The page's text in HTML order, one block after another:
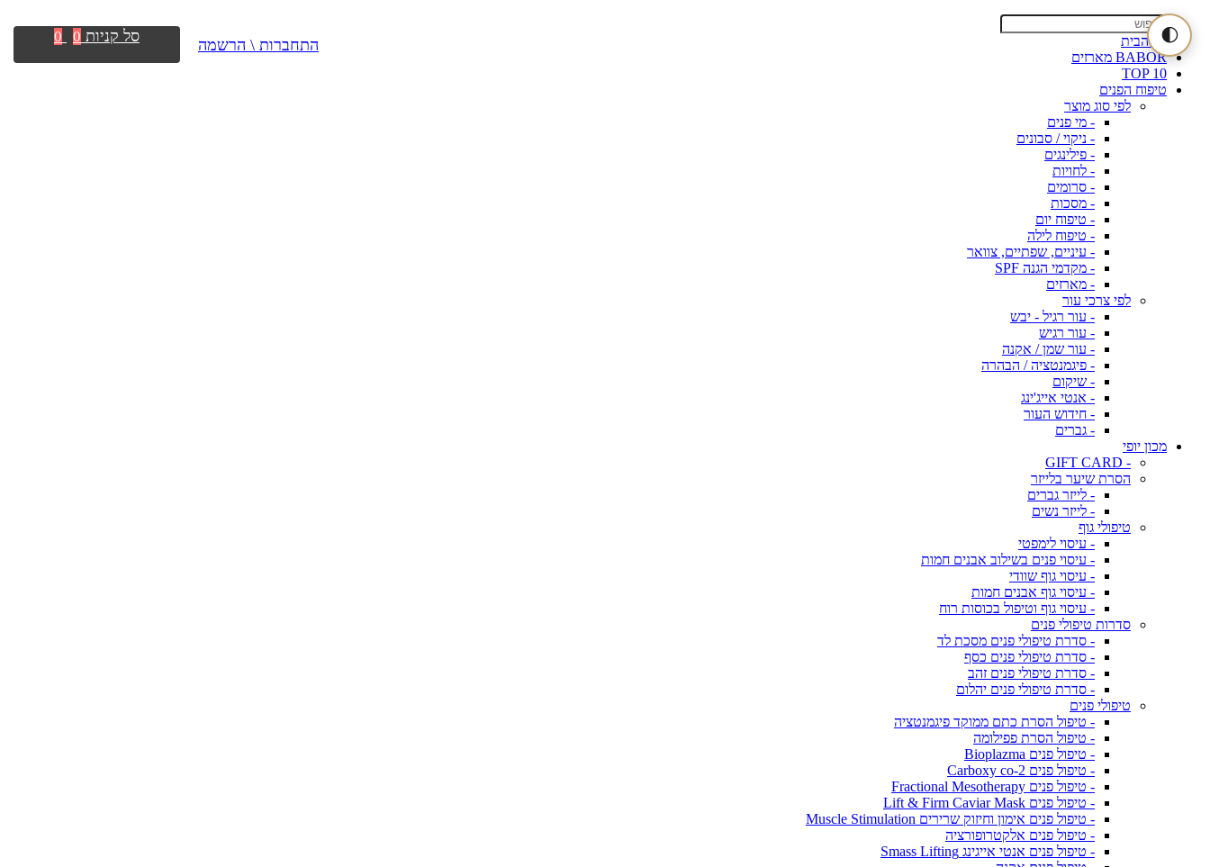
🌓דף הבית
BABOR מארזים
TOP 10
טיפוח הפנים
לפי סוג מוצר
- מי פנים
- ניקוי / סבונים
- פילינגים
- לחויות
- סרומים
- מסכות
- טיפוח יום
- טיפוח לילה
- עיניים, שפתיים, צוואר
- מקדמי הגנה SPF
- מארזים
לפי צרכי עור
- עור רגיל - יבש
- עור רגיש
- עור שמן / אקנה
- פיגמנטציה / הבהרה
- שיקום
- אנטי אייג'ינג
- חידוש העור
- גברים
מכון יופי
- GIFT CARD
הסרת שיער בלייזר
- לייזר גברים
- לייזר נשים
טיפולי גוף
- עיסוי לימפטי
- עיסוי פנים בשילוב אבנים חמות
- עיסוי גוף שוודי
- עיסוי גוף אבנים חמות
- עיסוי גוף וטיפול בכוסות רוח
סדרות טיפולי פנים
- סדרת טיפולי פנים מסכת לד
- סדרת טיפולי פנים כסף
- סדרת טיפולי פנים זהב
- סדרת טיפולי פנים יהלום
טיפולי פנים
- טיפול הסרת כתם ממוקד פיגמנטציה
- טיפול הסרת פפילומה
- טיפול פנים Bioplazma
- טיפול פנים Carboxy co-2
- טיפול פנים Fractional Mesotherapy
- טיפול פנים Lift & Firm Caviar Mask
- טיפול פנים אימון וחיזוק שרירים Muscle Stimulation
- טיפול פנים אלקטרופורציה
- טיפול פנים אנטי אייגינג Smass Lifting
התחברות \ הרשמה סל קניות 0
0